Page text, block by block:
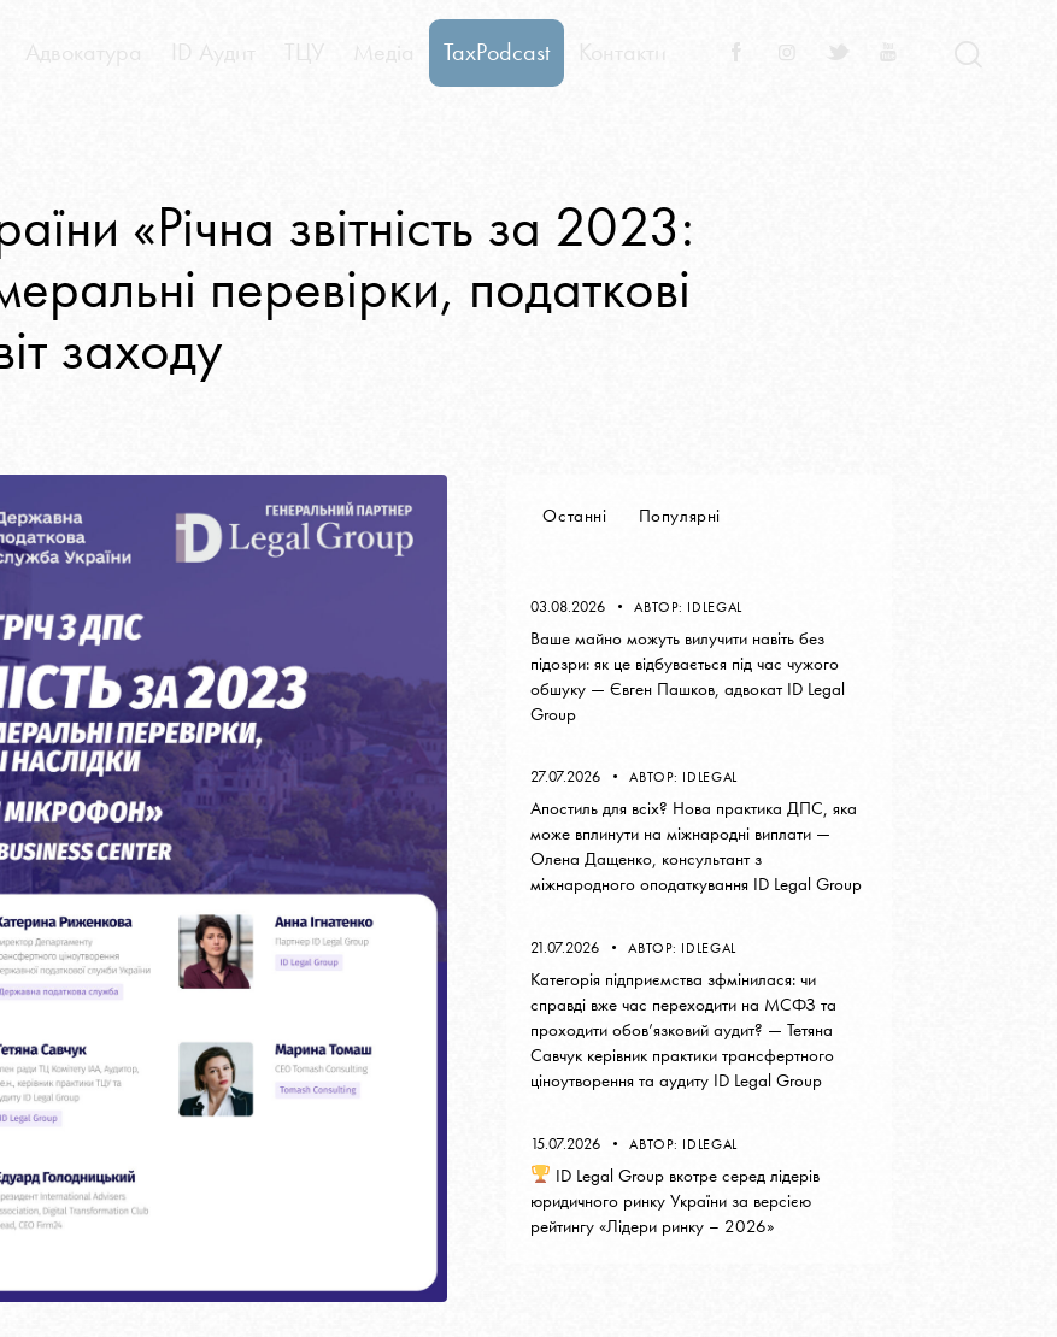
Адвокатура ID Аудит ТЦУ Медіа TaxPodcast Контакти
«Річна звітність за 2023:
перевірки, податкові
заходу
Останні Популярні
03.08.2026 АВТОР: IDLEGAL
Ваше майно можуть вилучити навіть без
підозри: як це відбувається під час чужого
обшуку — Євген Пашков, адвокат ID Legal
Group
27.07.2026 АВТОР: IDLEGAL
Апостиль для всіх? Нова практика ДПС, яка
може вплинути на міжнародні виплати —
Олена Дащенко, консультант з
міжнародного оподаткування ID Legal Group
21.07.2026 АВТОР: IDLEGAL
Категорія підприємства зфмінилася: чи
справді вже час переходити на МСФЗ та
проходити обов’язковий аудит? — Тетяна
Савчук керівник практики трансфертного
ціноутворення та аудиту ID Legal Group
15.07.2026 АВТОР: IDLEGAL
ID Legal Group вкотре серед лідерів
юридичного ринку України за версією
рейтингу «Лідери ринку – 2026»